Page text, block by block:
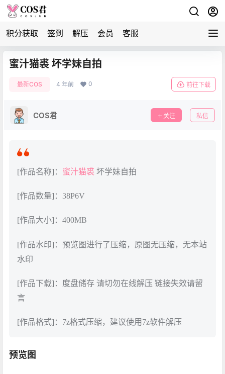
积分获取 签到 解压 会员 客服
蜜汁猫裘 坏学妹自拍
最新COS 4 年前 0 前往下载
COS君 关注 私信
[作品名称]： 蜜汁猫裘 坏学妹自拍
[作品数量]：38P6V
[作品大小]：400MB
[作品水印]：预览图进行了压缩，原图无压缩，无本站
水印
[作品下载]：度盘储存 请切勿在线解压 链接失效请留
言
[作品格式]：7z格式压缩，建议使用7z软件解压
预览图